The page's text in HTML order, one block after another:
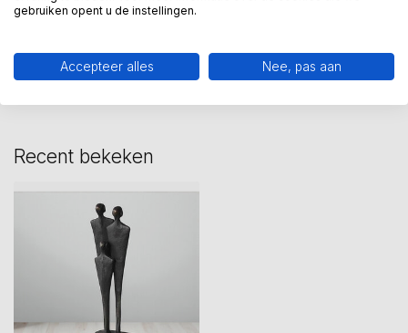
kunstcadeau?
Wij assisteren u graag via 06-23643267
Recent bekeken
gebruiken opent u de instellingen.
Accepteer alles Nee, pas aan